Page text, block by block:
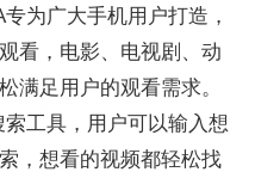
为广大手机用户打造，
看，电影、电视剧、动
满足用户的观看需求。
工具，用户可以输入想
，想看的视频都轻松找